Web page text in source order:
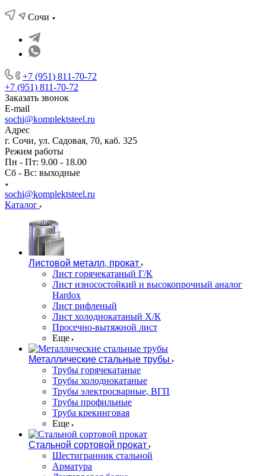
Сочи
+7 (951) 811-70-72
+7 (951) 811-70-72
Заказать звонок
E-mail
sochi@komplektsteel.ru
Адрес
г. Сочи, ул. Садовая, 70, каб. 325
Режим работы
Пн - Пт: 9.00 - 18.00
Сб - Вс: выходные
sochi@komplektsteel.ru
Каталог
Листовой металл, прокат
Лист горячекатаный Г/К
Лист износостойкий и высокопрочный аналог
Hardox
Лист рифленый
Лист холоднокатаный Х/К
Просечно-вытяжной лист
Еще
Металлические стальные трубы
Трубы горячекатаные
Трубы холоднокатаные
Трубы электросварные, ВГП
Трубы профильные
Труба крекинговая
Еще
Стальной сортовой прокат
Шестигранник стальной
Арматура